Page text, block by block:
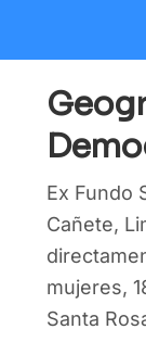
Ex Fundo
Cañete,
mujeres,
Santa